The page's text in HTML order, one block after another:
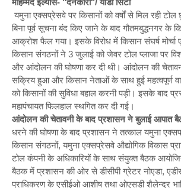
यमुना एक्सप्रेसवे पर किसानों को वर्षों से मिल रही
बिना पूर्व सूचना बंद किए जाने के बाद गौतमबुद्धनगर के
आक्रोश फैल गया। इसके विरोध में किसान संघर्ष मोर्चा
किसान संगठनों ने 3 जुलाई को जेवर टोल प्लाजा पर
और आंदोलन की घोषणा कर दी थी। आंदोलन की
सक्रिय हुआ और किसान नेताओं के साथ हुई महत्वपूर्ण
को किसानों की सुविधा बहाल करनी पड़ी। इसके बाद
महापंचायत फिलहाल स्थगित कर दी गई।
आंदोलन की चेतावनी के बाद प्रशासन ने बुलाई आपात
धरने की घोषणा के बाद प्रशासन ने तत्काल यमुना
किसान संगठनों, यमुना एक्सप्रेसवे औद्योगिक विकास
टोल कंपनी के अधिकारियों के साथ संयुक्त बैठक
बैठक में प्रशासन की ओर से डीसीपी ग्रेटर नोएडा,
प्राधिकरण के एसीईओ आशीष तथा ओएसडी शैलेन्द्र